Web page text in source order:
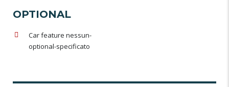
OPTIONAL
Car feature nessun-
optional-specificato